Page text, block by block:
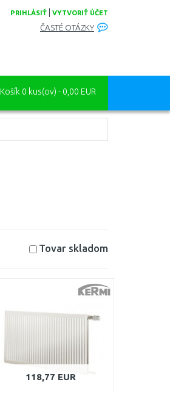
PRIHLÁSIŤ VYTVORIŤ ÚČET
ČASTÉ OTÁZKY
Košík 0 kus(ov) - 0,00 EUR
Tovar skladom
118,77 EUR